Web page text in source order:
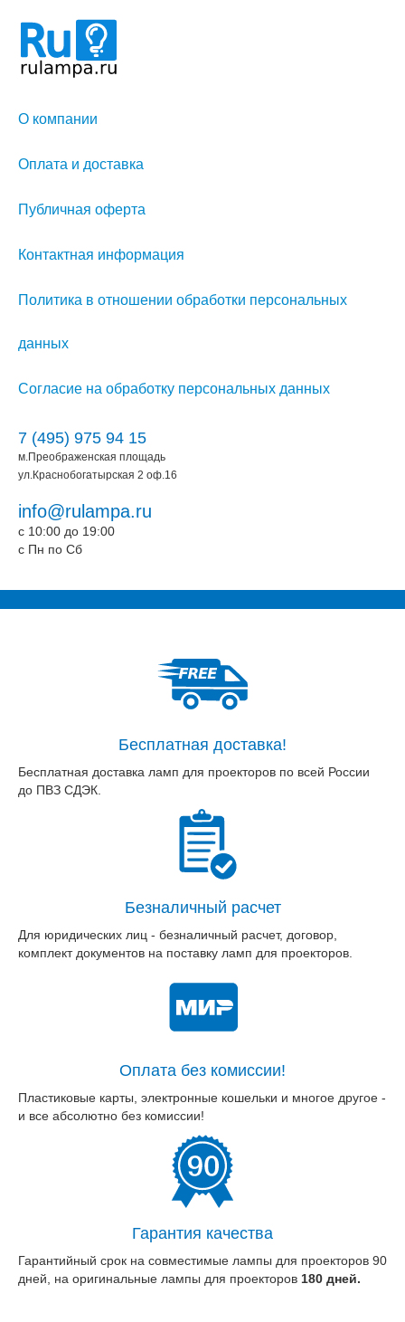
О компании
Оплата и доставка
Публичная оферта
Контактная информация
Политика в отношении обработки персональных
данных
Согласие на обработку персональных данных
7 (495) 975 94 15
м.Преображенская площадь
ул.Краснобогатырская 2 оф.16
info@rulampa.ru
c 10:00 до 19:00
c Пн по Сб
Бесплатная доставка!
Бесплатная доставка ламп для проекторов по всей России
до ПВЗ СДЭК.
Безналичный расчет
Для юридических лиц - безналичный расчет, договор,
комплект документов на поставку ламп для проекторов.
Оплата без комиссии!
Пластиковые карты, электронные кошельки и многое другое -
и все абсолютно без комиссии!
Гарантия качества
Гарантийный срок на совместимые лампы для проекторов 90
дней, на оригинальные лампы для проекторов 180 дней.